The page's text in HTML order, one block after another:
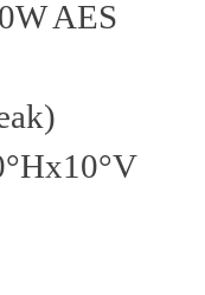
AES
压